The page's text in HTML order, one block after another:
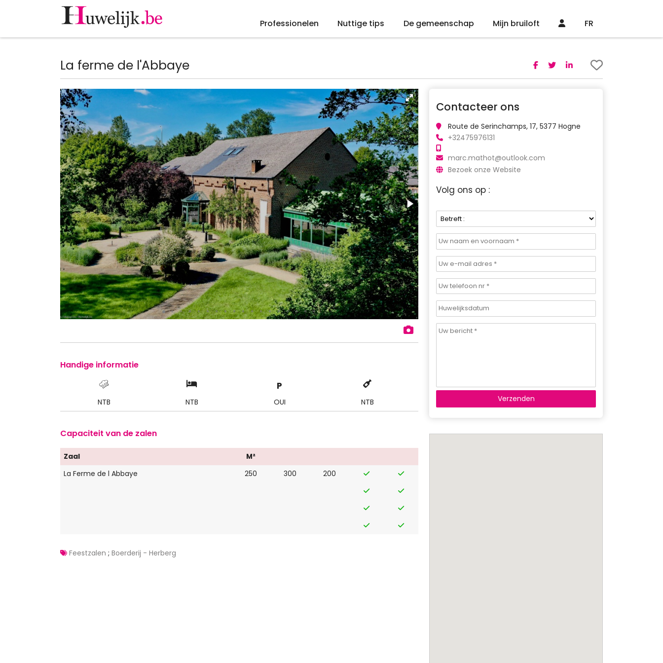
Professionelen Nuttige tips De gemeenschap Mijn bruiloft FR
Huwelijk.be Professionelen
La ferme de l'Abbaye
Handige informatie
NTB NTB
P
OUI NTB
Capaciteit van de zalen
Zaal
M²
La Ferme de l Abbaye
250 300 200
Feestzalen ; Boerderij - Herberg
Contacteer ons
Route de Serinchamps, 17, 5377 Hogne
+32475976131
marc.mathot@outlook.com
Bezoek onze Website
Volg ons op :
Verzenden